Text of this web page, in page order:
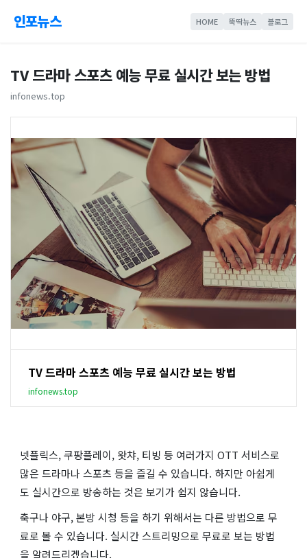
인포뉴스 HOME 뚝딱뉴스 블로그
TV 드라마 스포츠 예능 무료 실시간 보는 방법
infonews.top
TV 드라마 스포츠 예능 무료 실시간 보는 방법
infonews.top
넷플릭스, 쿠팡플레이, 왓챠, 티빙 등 여러가지 OTT 서비스로
많은 드라마나 스포츠 등을 즐길 수 있습니다. 하지만 아쉽게
도 실시간으로 방송하는 것은 보기가 쉽지 않습니다.
축구나 야구, 본방 시청 등을 하기 위해서는 다른 방법으로 무
료로 볼 수 있습니다. 실시간 스트리밍으로 무료로 보는 방법
을 알려드리겠습니다.